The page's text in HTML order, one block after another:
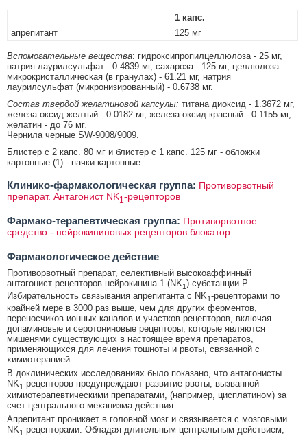
1 капс.
апрепитант
125 мг
Вспомогательные вещества: гидроксипропилцеллюлоза - 25 мг,
натрия лаурилсульфат - 0.4839 мг, сахароза - 125 мг, целлюлоза
микрокристаллическая (в гранулах) - 61.21 мг, натрия
лаурилсульфат (микронизированный) - 0.6738 мг.
Состав твердой желатиновой капсулы: титана диоксид - 1.3672 мг,
железа оксид желтый - 0.0182 мг, железа оксид красный - 0.1155 мг,
желатин - до 76 мг
Чернила черные SW-9008/9009.
Блистер с 2 капс. 80 мг и блистер с 1 капс. 125 мг - обложки
картонные (1) - пачки картонные.
Клинико-фармакологическая группа: Противорвотный
препарат. Антагонист NK1 -рецепторов
Фармако-терапевтическая группа: Противорвотное
средство - нейрокининовых рецепторов блокатор
Фармакологическое действие
Противорвотный препарат, селективный высокоаффинный
антагонист рецепторов нейрокинина-1 (NK1) субстанции Р.
Избирательность связывания апрепитанта с NK1-рецепторами по
крайней мере в 3000 раз выше, чем для других ферментов,
переносчиков ионных каналов и участков рецепторов, включая
допаминовые и серотониновые рецепторы, которые являются
мишенями существующих в настоящее время препаратов,
применяющихся для лечения тошноты и рвоты, связанной с
химиотерапией.
В доклинических исследованиях было показано, что антагонисты
NK1-рецепторов предупреждают развитие рвоты, вызванной
химиотерапевтическими препаратами, (например, цисплатином) за
счет центрального механизма действия.
Апрепитант проникает в головной мозг и связывается с мозговыми
NK1-рецепторами. Обладая длительным центральным действием,